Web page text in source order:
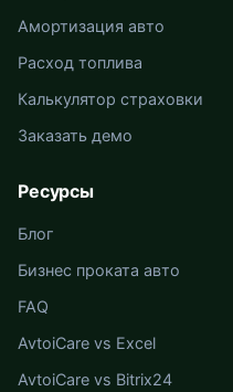
Амортизация авто
Расход топлива
Калькулятор страховки
Заказать демо
Ресурсы
Блог
Бизнес проката авто
FAQ
AvtoiCare vs Excel
AvtoiCare vs Bitrix24